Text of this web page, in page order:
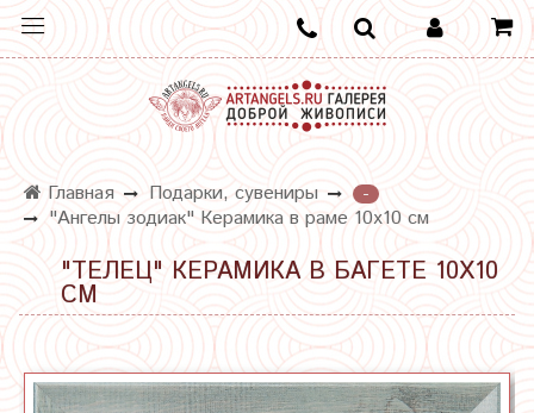
Главная Подарки, сувениры
-
"Ангелы зодиак" Керамика в раме 10х10 см
"ТЕЛЕЦ" КЕРАМИКА В БАГЕТЕ 10Х10
СМ